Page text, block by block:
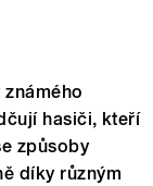
hasiči, kteří
způsoby
díky různým